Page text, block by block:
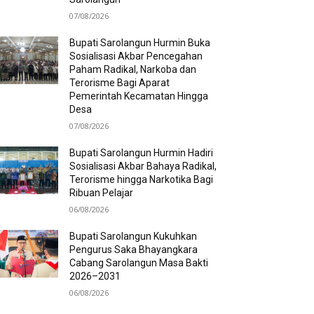
07/08/2026
Bupati Sarolangun Hurmin Buka
Sosialisasi Akbar Pencegahan
Paham Radikal, Narkoba dan
Terorisme Bagi Aparat
Pemerintah Kecamatan Hingga
Desa
07/08/2026
Bupati Sarolangun Hurmin Hadiri
Sosialisasi Akbar Bahaya Radikal,
Terorisme hingga Narkotika Bagi
Ribuan Pelajar
06/08/2026
Bupati Sarolangun Kukuhkan
Pengurus Saka Bhayangkara
Cabang Sarolangun Masa Bakti
2026–2031
06/08/2026